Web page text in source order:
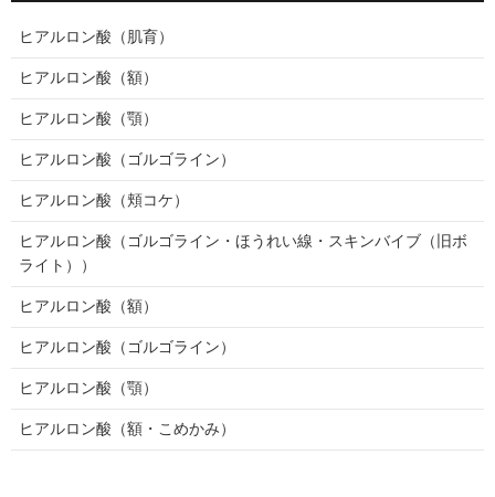
ヒアルロン酸（肌育）
ヒアルロン酸（額）
ヒアルロン酸（顎）
ヒアルロン酸（ゴルゴライン）
ヒアルロン酸（頬コケ）
ヒアルロン酸（ゴルゴライン・ほうれい線・スキンバイブ（旧ボ
ライト））
ヒアルロン酸（額）
ヒアルロン酸（ゴルゴライン）
ヒアルロン酸（顎）
ヒアルロン酸（額・こめかみ）